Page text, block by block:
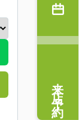
来店予約